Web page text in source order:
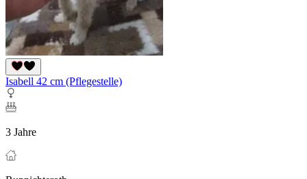
Isabell 42 cm (Pflegestelle)
3 Jahre